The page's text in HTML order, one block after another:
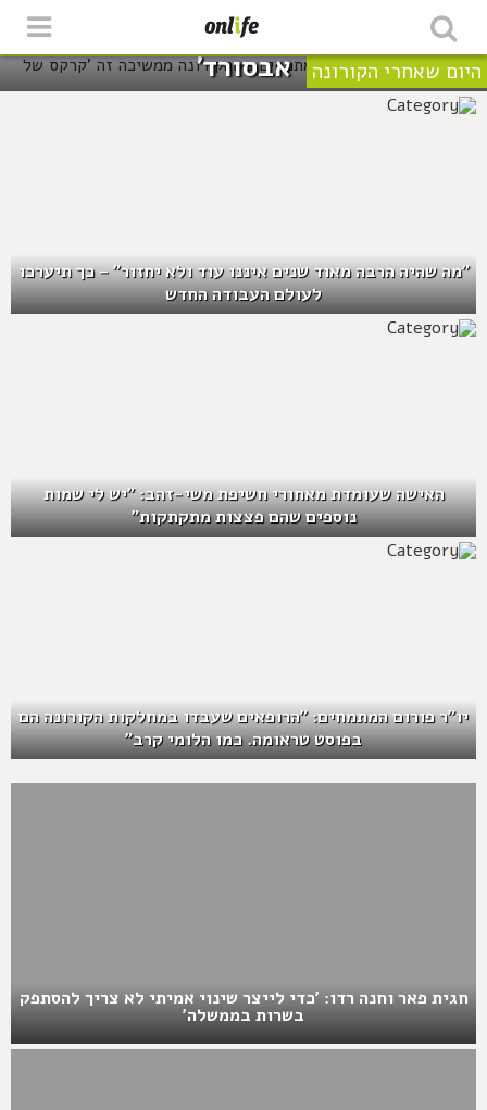
היום שאחרי הקורונה
ביטול 600 תקנים של מתמחים
כשהקורונה ממשיכה זה 'קרקס של
אבסורד'
"מה שהיה הרבה מאוד שנים איננו עוד ולא יחזור" – כך תיערכו
לעולם העבודה החדש
האישה שעומדת מאחורי חשיפת משי-זהב: "יש לי שמות
נוספים שהם פצצות מתקתקות"
יו"ר פורום המתמחים: "הרופאים שעבדו במחלקות הקורונה הם
בפוסט טראומה. כמו הלומי קרב"
חגית פאר וחנה רדו: 'כדי לייצר שינוי אמיתי לא צריך להסתפק
בשרות בממשלה'